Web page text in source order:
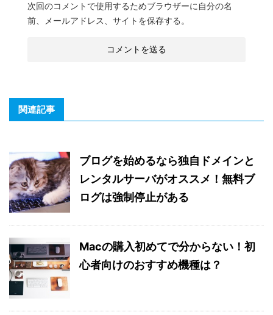
次回のコメントで使用するためブラウザーに自分の名
前、メールアドレス、サイトを保存する。
関連記事
ブログを始めるなら独自ドメインと
レンタルサーバがオススメ！無料ブ
ログは強制停止がある
Macの購入初めてで分からない！初
心者向けのおすすめ機種は？